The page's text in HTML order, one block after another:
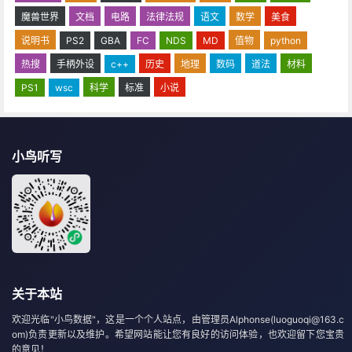
魔兽世界 文档 电路 法律法规 语文 数学
美食
说明书
PS2 GBA FC NDS MD 值物
python
热搜
手柄外设 c++ 历史 地理 数码 道法
材料
PS1
wsc 科学 标准 小说
小鸟听写
关于本站
欢迎光临"小鸟数据"，这是一个个人站点，由管理员Alphonse(luoguoqi@163.c
om)负责更新以及维护。希望网站能让您有良好的访问体验，也欢迎留下您宝贵
的意见！